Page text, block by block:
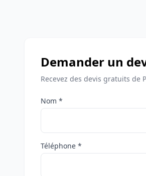
Demander un
Recevez des devis gratuits de
Nom *
Téléphone *